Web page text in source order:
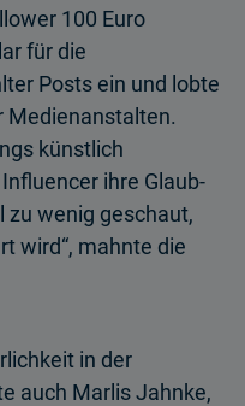
100 Euro
für die
Posts ein und lobte
Medienanstalten.
künstlich
ihre Glaub­
zu wenig geschaut,
wird“, mahnte die
in der
auch Marlis Jahnke,